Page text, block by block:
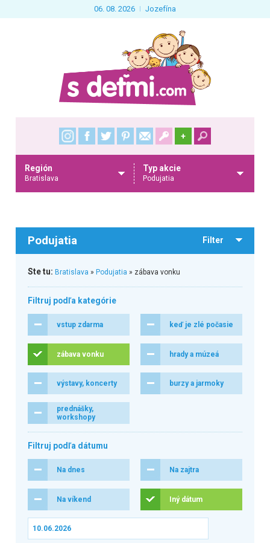
06. 08. 2026 Jozefína
+
Región
Bratislava
Typ akcie
Podujatia
Podujatia Filter
Ste tu: Bratislava » Podujatia » zábava vonku
Filtruj podľa kategórie
vstup zdarma keď je zlé počasie
zábava vonku hrady a múzeá
výstavy, koncerty burzy a jarmoky
prednášky,
workshopy
Filtruj podľa dátumu
Na dnes Na zajtra
Na víkend Iný dátum